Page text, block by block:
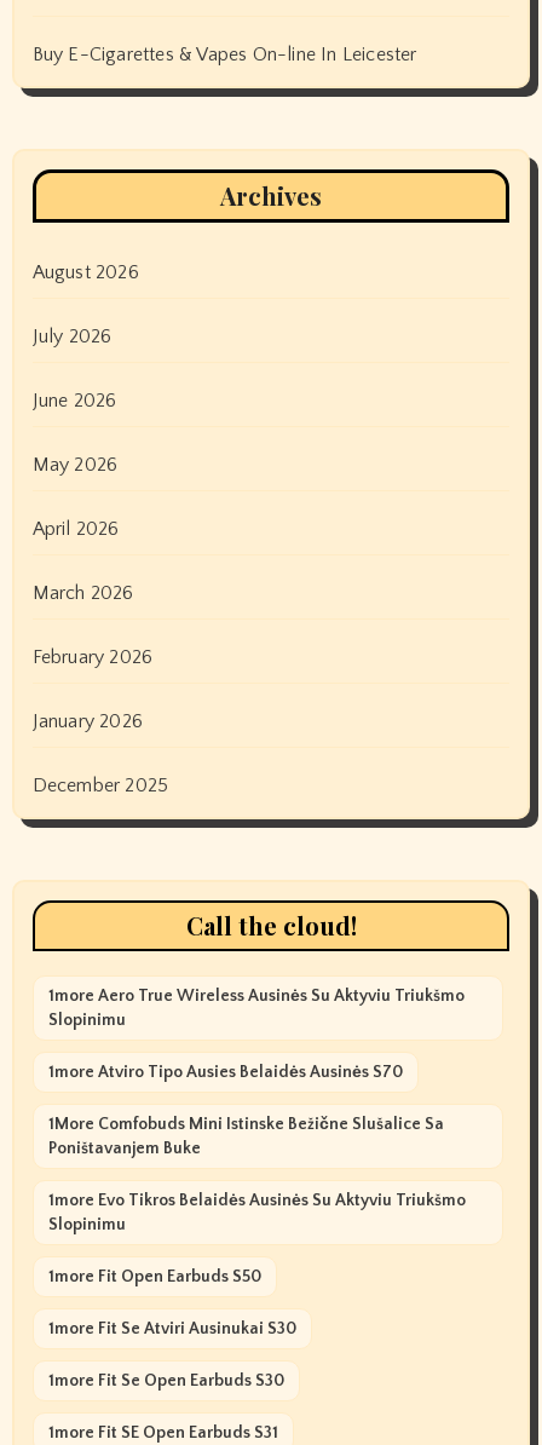
Buy E-Cigarettes & Vapes On-line In Leicester
Archives
August 2026
July 2026
June 2026
May 2026
April 2026
March 2026
February 2026
January 2026
December 2025
Call the cloud!
1more Aero True Wireless Ausinės Su Aktyviu Triukšmo
Slopinimu
1more Atviro Tipo Ausies Belaidės Ausinės S70
1More Comfobuds Mini Istinske Bežične Slušalice Sa
Poništavanjem Buke
1more Evo Tikros Belaidės Ausinės Su Aktyviu Triukšmo
Slopinimu
1more Fit Open Earbuds S50
1more Fit Se Atviri Ausinukai S30
1more Fit Se Open Earbuds S30
1more Fit SE Open Earbuds S31